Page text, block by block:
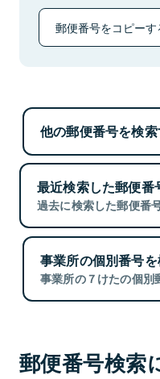
郵便番号をコピーす
他の郵便番号を検
最近検索した郵便番
過去に検索した郵便番
事業所の個別番号
事業所の７けたの個別
郵便番号検索